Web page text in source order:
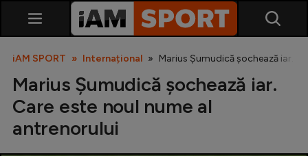
iAM SPORT Internațional Marius Șumudică șochează iar.
Marius Șumudică șochează iar.
Care este noul nume al
antrenorului